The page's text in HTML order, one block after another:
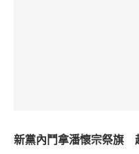
新黨內鬥拿潘懷宗祭旗